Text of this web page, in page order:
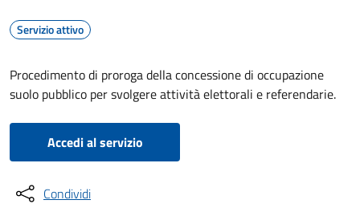
Servizio attivo
Procedimento di proroga della concessione di occupazione
suolo pubblico per svolgere attività elettorali e referendarie.
Accedi al servizio
Condividi